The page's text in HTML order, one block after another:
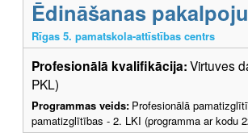
Ēdināšanas
Rīgas 5. pamatskola-attīstības centrs
Profesionālā kvalifikācija:Virtuves
PKL)
Programmas veids: Profesionālā
pamatizglītības - 2. LKI (programma ar kodu